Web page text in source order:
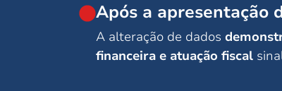
Após a apresentação
A alteração de dados
financeira e atuação fiscal